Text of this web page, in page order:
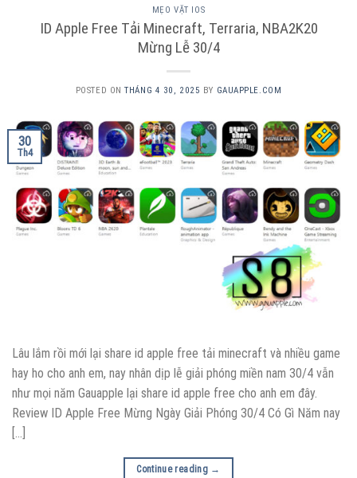
MẸO VẶT IOS
ID Apple Free Tải Minecraft, Terraria, NBA2K20
Mừng Lễ 30/4
POSTED ONTHÁNG 4 30, 2025 BY GAUAPPLE.COM
30
Th4
Lâu lắm rồi mới lại share id apple free tải minecraft và nhiều game
hay ho cho anh em, nay nhân dịp lễ giải phóng miền nam 30/4 vẫn
như mọi năm Gauapple lại share id apple free cho anh em đây.
Review ID Apple Free Mừng Ngày Giải Phóng 30/4 Có Gì Năm nay
[…]
Continue reading →